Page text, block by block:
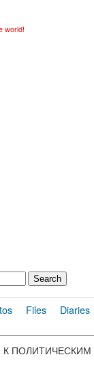
world!
Files Diaries